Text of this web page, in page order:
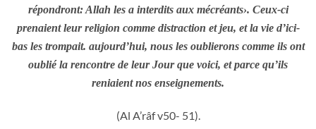
répondront: Allah les a interdits aux mécréants›. Ceux-ci
prenaient leur religion comme distraction et jeu, et la vie d’ici-
bas les trompait. aujourd’hui, nous les oublierons comme ils ont
oublié la rencontre de leur Jour que voici, et parce qu’ils
reniaient nos enseignements.
(Al A’râf v50- 51).